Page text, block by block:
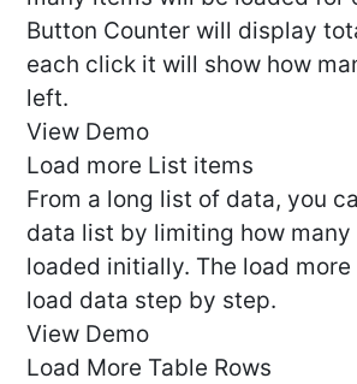
Button Counter will display
each click it will show how
left.
View Demo
Load more List items
From a long list of data, you
data list by limiting how
loaded initially. The load
load data step by step.
View Demo
Load More Table Rows